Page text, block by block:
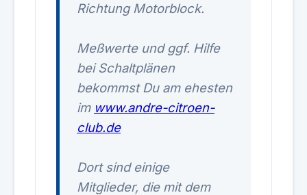
Richtung Motorblock.
Meßwerte und ggf. Hilfe
bei Schaltplänen
bekommst Du am ehesten
im www.andre-citroen-
club.de
Dort sind einige
Mitglieder, die mit dem